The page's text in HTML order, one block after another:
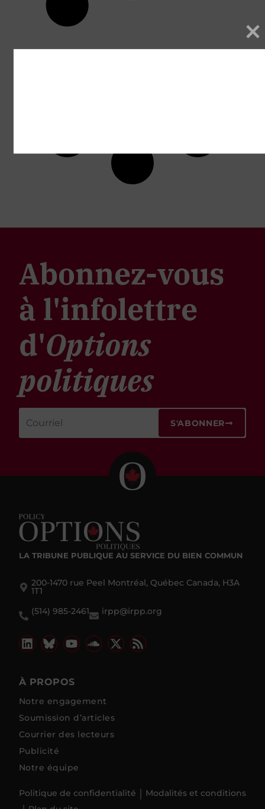
Abonnez-vous
à l'infolettre
d'Options
politiques
S'ABONNER
LA TRIBUNE PUBLIQUE AU SERVICE DU BIEN COMMUN
200-1470 rue Peel Montréal, Québec Canada, H3A
1T1
(514) 985-2461
irpp@irpp.org
À PROPOS
Notre engagement
Soumission d’articles
Courrier des lecteurs
Publicité
Notre équipe
Politique de confidentialité
Modalités et conditions